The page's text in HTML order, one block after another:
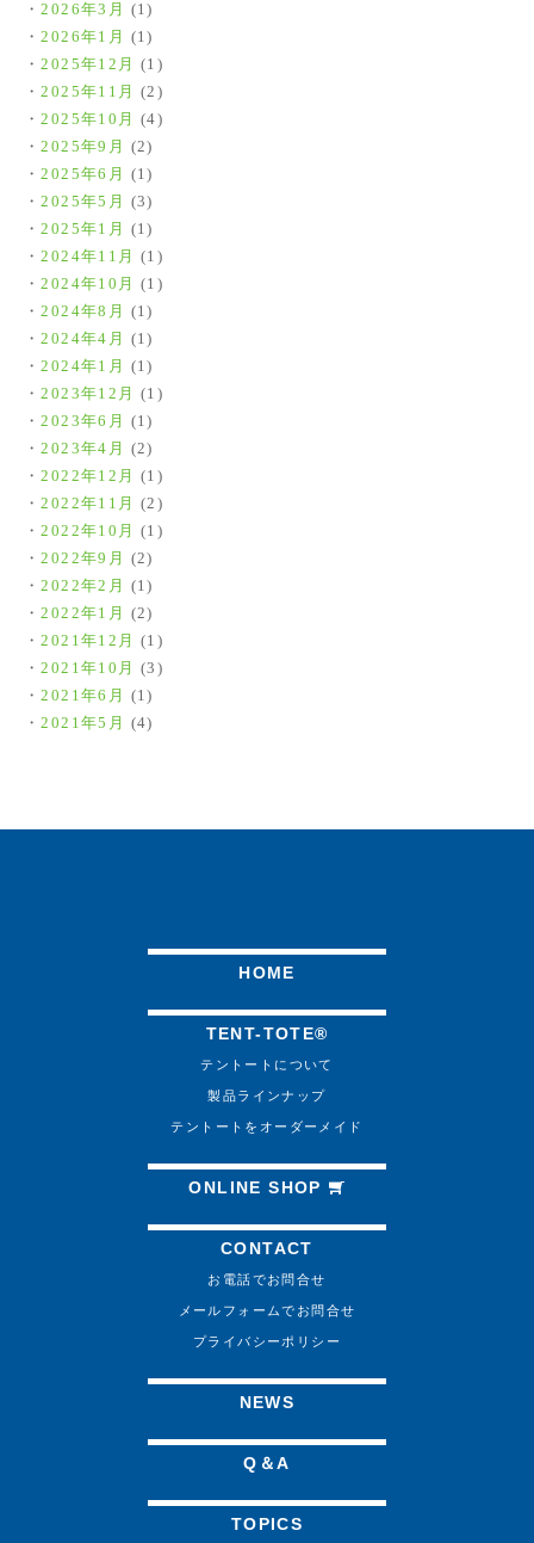
2026年3月
(1)
2026年1月
(1)
2025年12月
(1)
2025年11月
(2)
2025年10月
(4)
2025年9月
(2)
2025年6月
(1)
2025年5月
(3)
2025年1月
(1)
2024年11月
(1)
2024年10月
(1)
2024年8月
(1)
2024年4月
(1)
2024年1月
(1)
2023年12月
(1)
2023年6月
(1)
2023年4月
(2)
2022年12月
(1)
2022年11月
(2)
2022年10月
(1)
2022年9月
(2)
2022年2月
(1)
2022年1月
(2)
2021年12月
(1)
2021年10月
(3)
2021年6月
(1)
2021年5月
(4)
HOME
TENT-TOTE®
テントートについて
製品ラインナップ
テントートをオーダーメイド
ONLINE SHOP
CONTACT
お電話でお問合せ
メールフォームでお問合せ
プライバシーポリシー
NEWS
Q＆A
TOPICS